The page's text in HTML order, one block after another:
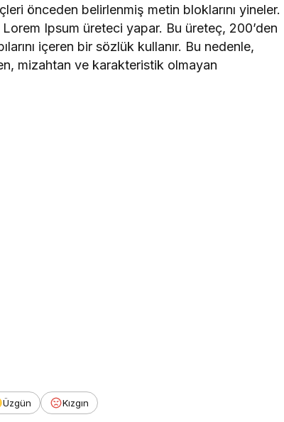
önceden belirlenmiş metin bloklarını yineler.
Ipsum üreteci yapar. Bu üreteç, 200’den
içeren bir sözlük kullanır. Bu nedenle,
mizahtan ve karakteristik olmayan
Üzgün Kızgın